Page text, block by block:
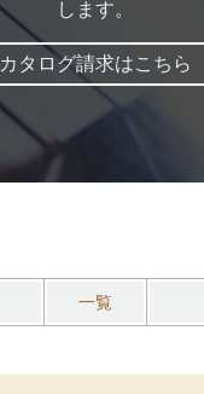
します。
カタログ請求はこちら
一覧